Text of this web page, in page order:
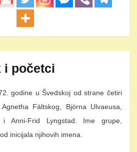
i početci
godine u Švedskoj od strane četiri
Fältskog, Björna Ulvaeusa,
i Anni-Frid Lyngstad. Ime grupe,
inicijala njihovih imena.